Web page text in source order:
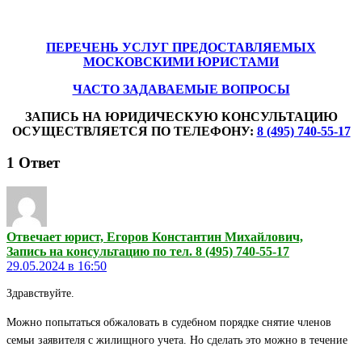
ПЕРЕЧЕНЬ УСЛУГ ПРЕДОСТАВЛЯЕМЫХ
МОСКОВСКИМИ ЮРИСТАМИ
ЧАСТО ЗАДАВАЕМЫЕ ВОПРОСЫ
ЗАПИСЬ НА ЮРИДИЧЕСКУЮ КОНСУЛЬТАЦИЮ
ОСУЩЕСТВЛЯЕТСЯ ПО ТЕЛЕФОНУ: 8 (495) 740-55-17
1 Ответ
Отвечает юрист, Егоров Константин Михайлович,
Запись на консультацию по тел. 8 (495) 740-55-17
29.05.2024 в 16:50
Здравствуйте.
Можно попытаться обжаловать в судебном порядке снятие членов
семьи заявителя с жилищного учета. Но сделать это можно в течение